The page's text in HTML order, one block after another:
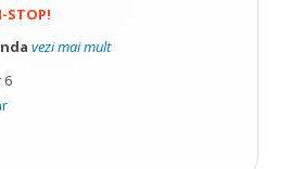
STOP!
vezi mai mult
6